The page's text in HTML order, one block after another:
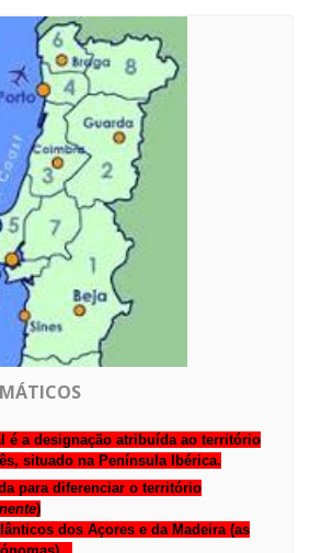
é a designação atribuída ao território
situado na Península Ibérica.
para diferenciar o território
)
dos Açores e da Madeira (as